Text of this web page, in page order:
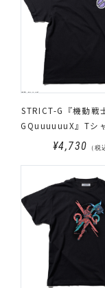
STRICT-G『機動戦
GQuuuuuuX』Tシ
ニアンズロ
¥4,730 （税